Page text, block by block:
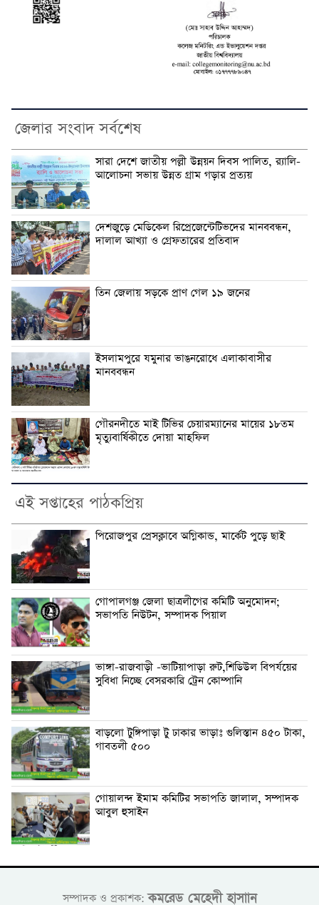
জেলার সংবাদ সর্বশেষ
সারা দেশে জাতীয় পল্লী উন্নয়ন দিবস পালিত, র‍্যালি-
আলোচনা সভায় উন্নত গ্রাম গড়ার প্রত্যয়
দেশজুড়ে মেডিকেল রিপ্রেজেন্টেটিভদের মানববন্ধন,
দালাল আখ্যা ও গ্রেফতারের প্রতিবাদ
তিন জেলায় সড়কে প্রাণ গেল ১৯ জনের
ইসলামপুরে যমুনার ভাঙনরোধে এলাকাবাসীর
মানববন্ধন
গৌরনদীতে মাই টিভির চেয়ারম্যানের মায়ের ১৮তম
মৃত্যুবার্ষিকীতে দোয়া মাহফিল
এই সপ্তাহের পাঠকপ্রিয়
পিরোজপুর প্রেসক্লাবে অগ্নিকান্ড, মার্কেট পুড়ে ছাই
গোপালগঞ্জ জেলা ছাত্রলীগের কমিটি অনুমোদন;
সভাপতি নিউটন, সম্পাদক পিয়াল
ভাঙ্গা-রাজবাড়ী -ভাটিয়াপাড়া রুট,শিডিউল বিপর্যয়ের
সুবিধা নিচ্ছে বেসরকারি ট্রেন কোম্পানি
বাড়লো টুঙ্গিপাড়া টু ঢাকার ভাড়াঃ গুলিস্তান ৪৫০ টাকা,
গাবতলী ৫০০
গোয়ালন্দ ইমাম কমিটির সভাপতি জালাল, সম্পাদক
আবুল হুসাইন
সম্পাদক ও প্রকাশক:কমরেড মেহেদী হাসাান